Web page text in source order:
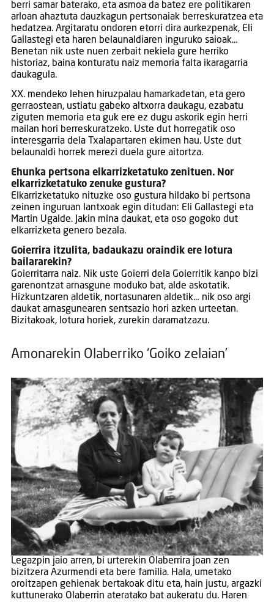
berri samar baterako, eta asmoa da batez ere politikaren
arloan ahaztuta dauzkagun pertsonaiak berreskuratzea eta
hedatzea. Argitaratu ondoren etorri dira aurkezpenak, Eli
Gallastegi eta haren belaunaldiaren inguruko saioak…
Benetan nik uste nuen zerbait nekiela gure herriko
historiaz, baina konturatu naiz memoria falta ikaragarria
daukagula.
XX. mendeko lehen hiruzpalau hamarkadetan, eta gero
gerraostean, ustiatu gabeko altxorra daukagu, ezabatu
ziguten memoria eta guk ere ez dugu askorik egin herri
mailan hori berreskuratzeko. Uste dut horregatik oso
interesgarria dela Txalapartaren ekimen hau. Uste dut
belaunaldi horrek merezi duela gure aitortza.
Ehunka pertsona elkarrizketatuko zenituen. Nor
elkarrizketatuko zenuke gustura?
Elkarrizketatuko nituzke oso gustura hildako bi pertsona
zeinen inguruan lantxoak egin ditudan: Eli Gallastegi eta
Martin Ugalde. Jakin mina daukat, eta oso gogoko dut
elkarrizketa genero bezala.
Goierrira itzulita, badaukazu oraindik ere lotura
bailararekin?
Goierritarra naiz. Nik uste Goierri dela Goierritik kanpo bizi
garenontzat arnasgune moduko bat, alde askotatik.
Hizkuntzaren aldetik, nortasunaren aldetik… nik oso argi
daukat arnasgunearen sentsazio hori azken urteetan.
Bizitakoak, lotura horiek, zurekin daramatzazu.
Amonarekin Olaberriko ‘Goiko zelaian’
Legazpin jaio arren, bi urterekin Olaberrira joan zen
bizitzera Azurmendi eta bere familia. Hala, umetako
oroitzapen gehienak bertakoak ditu eta, hain justu, argazki
kuttunerako Olaberrin ateratako bat aukeratu du. Haren